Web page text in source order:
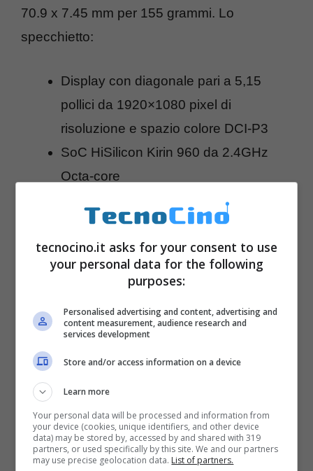
70.9 x 7.45 mm per 155 grammi. Lo
specchietto:
Display con diagonale pari a 5,15
pollici da 1920×1080 pixel di
risoluzione e spazio colore DCI-P3
SoC HiSilicon Kirin 960 da 2.4GHz
Octa-core
Ram da 6GB (o 4GB) e memoria
interna da 128GB (o 64GB)
espandibile via microSD
Tecnologia Dual Sim
(monocromatica); frontale da 8MP
Sensore di impronte, 4G VoLTE, Wi-Fi,
Bluetooth 4.2, GPS, GLONASS,
Huawei Pay, jack da 3.5mm, USB
Type-C
Batteria da 3200mAh con ricarica
rapida
tecnocino.it asks for your consent to use
your personal data for the following
purposes:
Personalised advertising and content, advertising and
content measurement, audience research and
services development
Store and/or access information on a device
Learn more
Your personal data will be processed and information from
your device (cookies, unique identifiers, and other device
data) may be stored by, accessed by and shared with 319
partners, or used specifically by this site. We and our partners
may use precise geolocation data. List of partners.